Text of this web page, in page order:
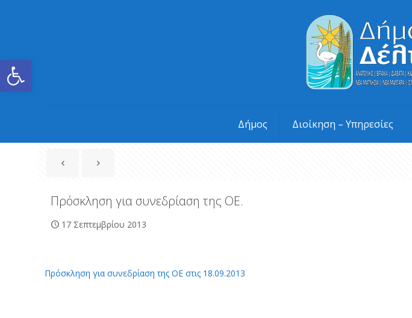
Ανοίξτε τη γραμμή εργαλείων
Δήμος Διοίκηση – Υπηρεσίες
Πρόσκληση για συνεδρίαση της ΟΕ.
17 Σεπτεμβρίου 2013
Πρόσκληση για συνεδρίαση της ΟΕ στις 18.09.2013